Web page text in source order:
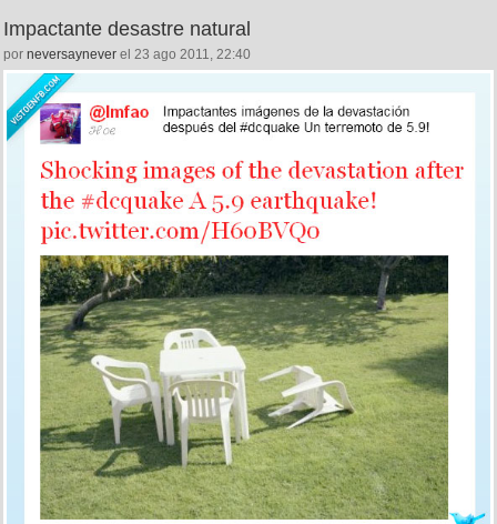
Impactante desastre natural
por neversaynever el 23 ago 2011, 22:40